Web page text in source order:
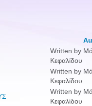
Written by
Κεφαλίδου
Written by
Κεφαλίδου
Written by
Κεφαλίδου